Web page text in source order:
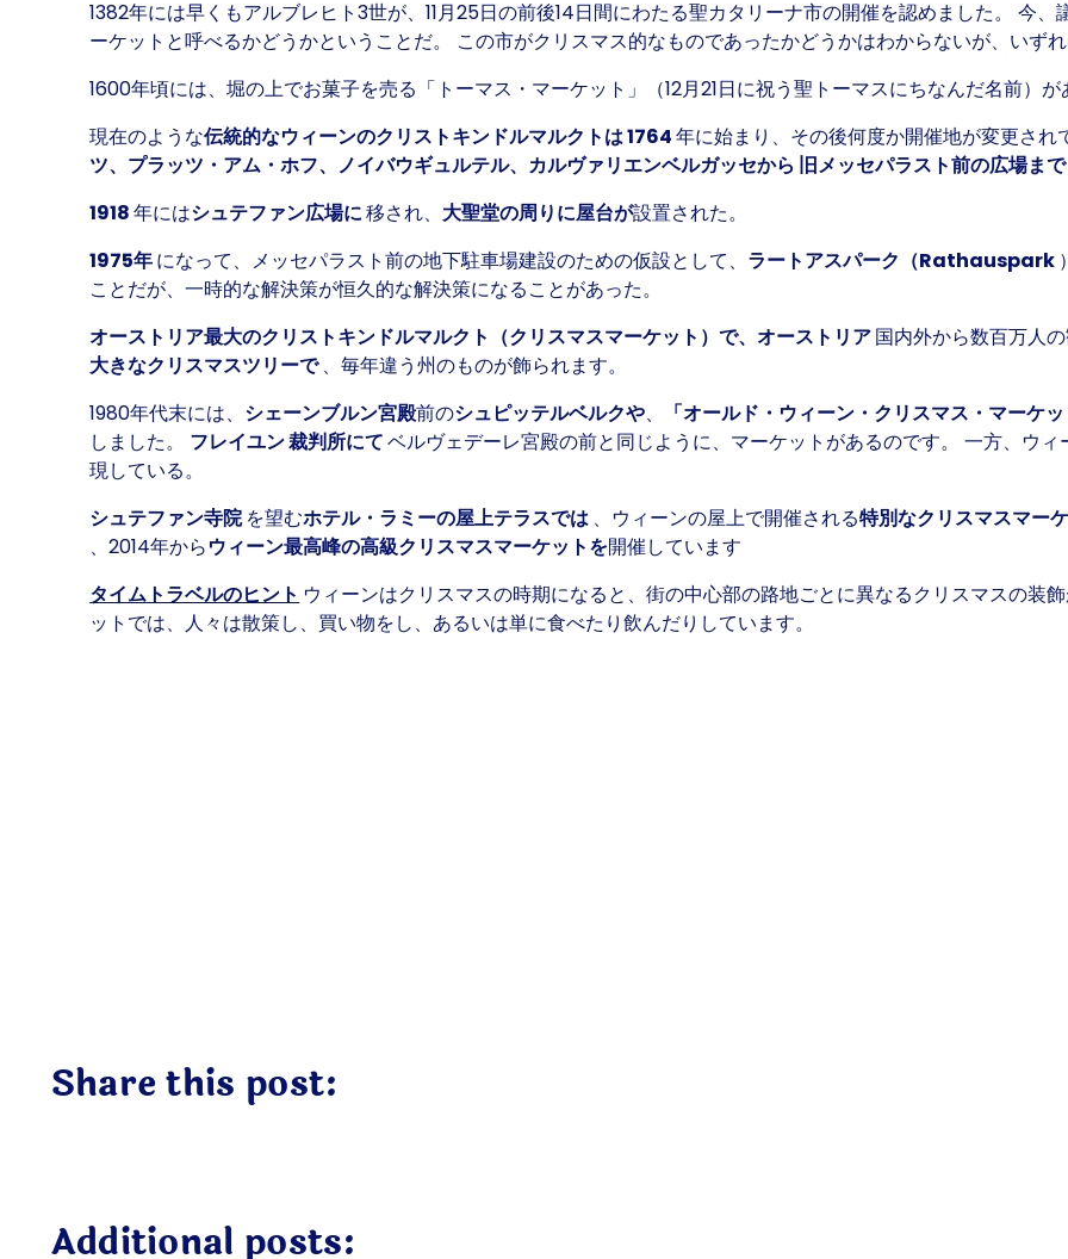
1382年には早くもアルブレヒト3世が、11月25日の前後14日間にわたる聖カタリーナ市の開催を認めました。 今
ーケットと呼べるかどうかということだ。 この市がクリスマス的なものであったかどうかはわからないが、いずれ
1600年頃には、堀の上でお菓子を売る「トーマス・マーケット」（12月21日に祝う聖トーマスにちなんだ名前）が
現在のような伝統的なウィーンのクリストキンドルマルクトは1764年に始まり、その後何度か開催地が変更され
ツ、プラッツ・アム・ホフ、ノイバウギュルテル、カルヴァリエンベルガッセから 旧メッセパラスト前の広場まで
1918年にはシュテファン広場に移され、大聖堂の周りに屋台が設置された。
1975年になって、メッセパラスト前の地下駐車場建設のための仮設として、 ラートアスパーク（Rathauspark
ことだが、一時的な解決策が恒久的な解決策になることがあった。
オーストリア最大のクリストキンドルマルクト（クリスマスマーケット）で、オーストリア国内外から数百万人
大きなクリスマスツリーで、毎年違う州のものが飾られます。
1980年代末には、 シェーンブルン宮殿前のシュピッテルベルクや、 「オールド・ウィーン・クリスマス・マーケッ
しました。 フレイユン 裁判所にてベルヴェデーレ宮殿の前と同じように、マーケットがあるのです。 一方、ウ
現している。
シュテファン寺院を望むホテル・ラミーの屋上テラスでは 、ウィーンの屋上で開催される特別なクリスマスマー
、2014年からウィーン最高峰の高級クリスマスマーケットを開催しています
タイムトラベルのヒント ウィーンはクリスマスの時期になると、街の中心部の路地ごとに異なるクリスマスの装
ットでは、人々は散策し、買い物をし、あるいは単に食べたり飲んだりしています。
Share this post:
Additional posts: